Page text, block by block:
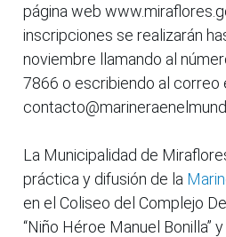
página web
inscripciones se realizarán
noviembre llamando al
7866 o escribiendo al correo
La Municipalidad de
práctica y difusión de la
en el Coliseo del Complejo
“Niño Héroe Manuel Bonilla”